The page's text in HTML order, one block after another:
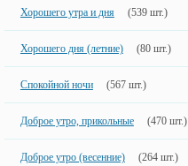
Хорошего утра и дня (539 шт.)
Хорошего дня (летние) (80 шт.)
Спокойной ночи (567 шт.)
Доброе утро, прикольные (470 шт.)
Доброе утро (весенние) (264 шт.)